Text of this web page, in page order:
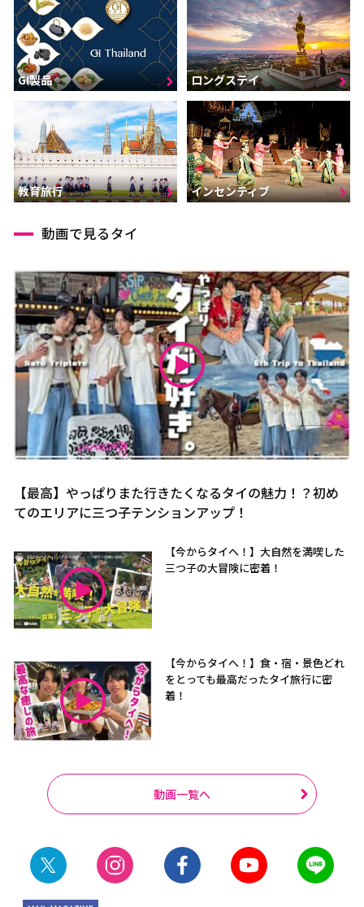
GI製品 ロングステイ
教育旅行 インセンティブ
動画で見るタイ
【最高】やっぱりまた行きたくなるタイの魅力！？初め
てのエリアに三つ子テンションアップ！
【今からタイへ！】大自然を満喫した
三つ子の大冒険に密着！
【今からタイへ！】食・宿・景色どれ
をとっても最高だったタイ旅行に密
着！
動画一覧へ